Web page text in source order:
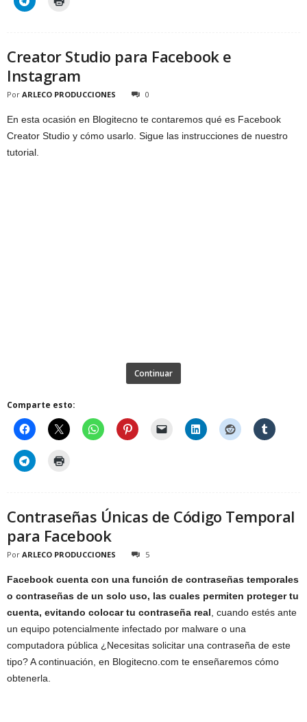
Creator Studio para Facebook e
Instagram
Por ARLECO PRODUCCIONES 0
En esta ocasión en Blogitecno te contaremos qué es Facebook
Creator Studio y cómo usarlo. Sigue las instrucciones de nuestro
tutorial.
Continuar
Comparte esto:
Contraseñas Únicas de Código Temporal
para Facebook
Por ARLECO PRODUCCIONES 5
Facebook cuenta con una función de contraseñas temporales
o contraseñas de un solo uso, las cuales permiten proteger tu
cuenta, evitando colocar tu contraseña real , cuando estés ante
un equipo potencialmente infectado por malware o una
computadora pública ¿Necesitas solicitar una contraseña de este
tipo? A continuación, en Blogitecno.com te enseñaremos cómo
obtenerla.